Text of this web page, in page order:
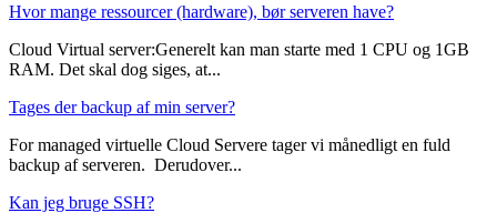
Hvor mange ressourcer (hardware), bør serveren have?
Cloud Virtual server:Generelt kan man starte med 1 CPU og 1GB
RAM. Det skal dog siges, at...
Tages der backup af min server?
For managed virtuelle Cloud Servere tager vi månedligt en fuld
backup af serveren. Derudover...
Kan jeg bruge SSH?